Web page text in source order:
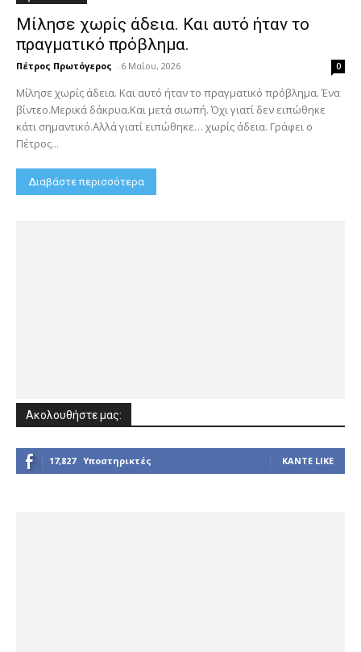
Μίλησε χωρίς άδεια. Και αυτό ήταν το
πραγματικό πρόβλημα.
Πέτρος Πρωτόγερος - 6 Μαΐου, 2026 0
Μίλησε χωρίς άδεια. Και αυτό ήταν το πραγματικό πρόβλημα. Ένα
βίντεο.Μερικά δάκρυα.Και μετά σιωπή. Όχι γιατί δεν ειπώθηκε
κάτι σημαντικό.Αλλά γιατί ειπώθηκε… χωρίς άδεια. Γράφει ο
Πέτρος...
Διαβάστε περισσότερα
Ακολουθήστε μας:
17,827 Υποστηρικτές ΚΆΝΤΕ LIKE